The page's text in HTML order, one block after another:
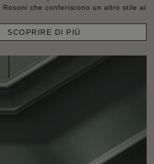
che conferiscono un altro stile ai
SCOPRIRE DI PIÙ